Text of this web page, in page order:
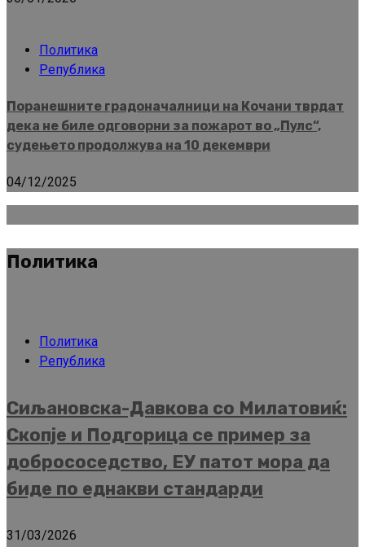
Политика
Република
Поранешните градоначалници на Кочани тврдат
дека не биле одговорни за пожарот во „Пулс“,
судењето продолжува на 10 декември
04/12/2025
Политика
Политика
Република
Сиљановска-Давкова со Милатовиќ:
Скопје и Подгорица се пример за
добрососедство, ЕУ патот мора да
биде по еднакви стандарди
31/03/2026